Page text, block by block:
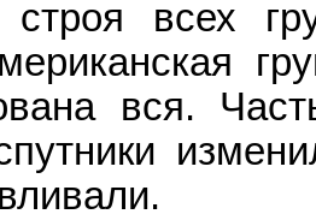
всех
вся.